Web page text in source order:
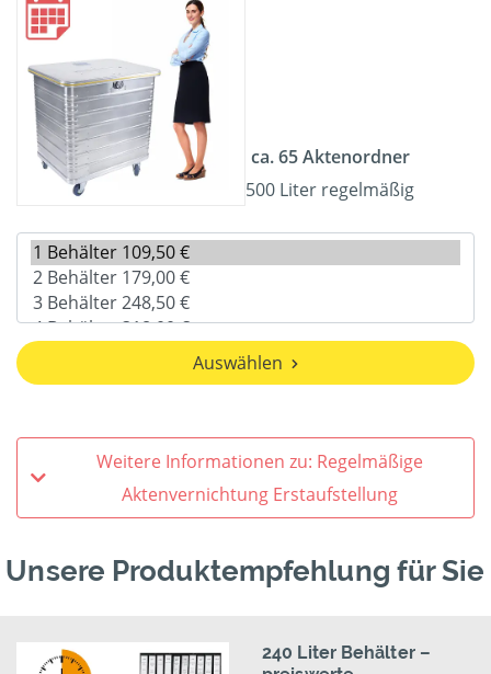
ca. 65 Aktenordner
500 Liter regelmäßig
Auswählen
Weitere Informationen zu: Regelmäßige
Aktenvernichtung Erstaufstellung
Unsere Produktempfehlung für Sie
240 Liter Behälter –